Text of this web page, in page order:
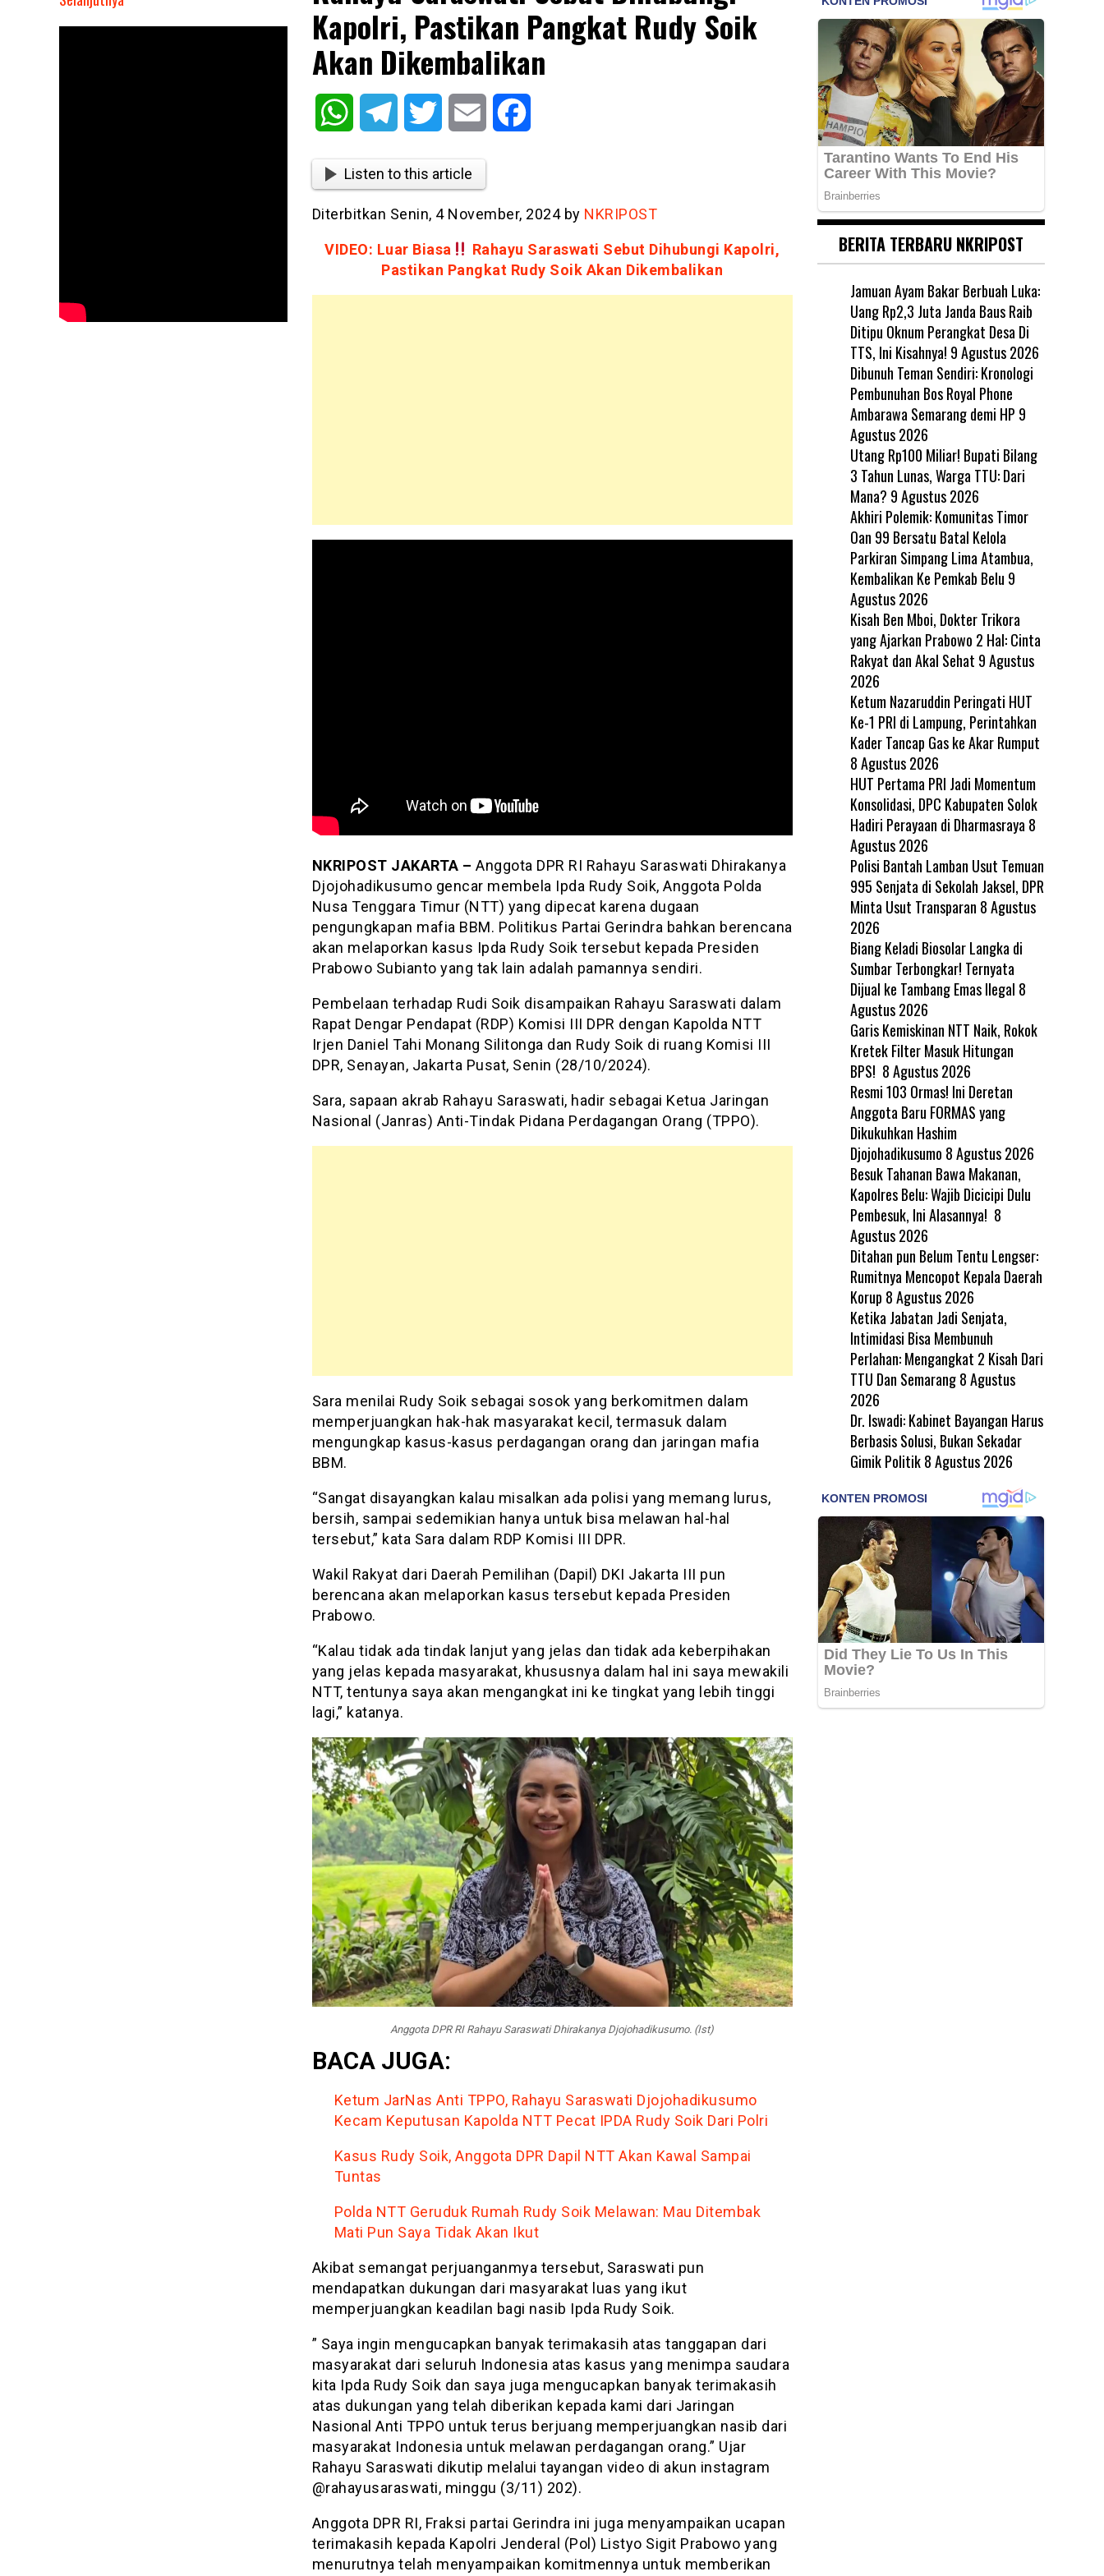
Kapolri, Pastikan Pangkat Rudy Soik
Akan Dikembalikan
WhatsAppTelegram Twitter Email
Listen to this article
Diterbitkan Senin, 4 November, 2024 by NKRIPOST
VIDEO: Luar Biasa
Rahayu Saraswati Sebut Dihubungi Kapolri,
Pastikan Pangkat Rudy Soik Akan Dikembalikan
NKRIPOST JAKARTA – Anggota DPR RI Rahayu Saraswati Dhirakanya
Djojohadikusumo gencar membela Ipda Rudy Soik, Anggota Polda
Nusa Tenggara Timur (NTT) yang dipecat karena dugaan
pengungkapan mafia BBM. Politikus Partai Gerindra bahkan berencana
akan melaporkan kasus Ipda Rudy Soik tersebut kepada Presiden
Prabowo Subianto yang tak lain adalah pamannya sendiri.
Pembelaan terhadap Rudi Soik disampaikan Rahayu Saraswati dalam
Rapat Dengar Pendapat (RDP) Komisi III DPR dengan Kapolda NTT
Irjen Daniel Tahi Monang Silitonga dan Rudy Soik di ruang Komisi III
DPR, Senayan, Jakarta Pusat, Senin (28/10/2024).
Sara, sapaan akrab Rahayu Saraswati, hadir sebagai Ketua Jaringan
Nasional (Janras) Anti-Tindak Pidana Perdagangan Orang (TPPO).
Sara menilai Rudy Soik sebagai sosok yang berkomitmen dalam
memperjuangkan hak-hak masyarakat kecil, termasuk dalam
mengungkap kasus-kasus perdagangan orang dan jaringan mafia
BBM.
“Sangat disayangkan kalau misalkan ada polisi yang memang lurus,
bersih, sampai sedemikian hanya untuk bisa melawan hal-hal
tersebut,” kata Sara dalam RDP Komisi III DPR.
Wakil Rakyat dari Daerah Pemilihan (Dapil) DKI Jakarta III pun
berencana akan melaporkan kasus tersebut kepada Presiden
Prabowo.
“Kalau tidak ada tindak lanjut yang jelas dan tidak ada keberpihakan
yang jelas kepada masyarakat, khususnya dalam hal ini saya mewakili
NTT, tentunya saya akan mengangkat ini ke tingkat yang lebih tinggi
lagi,” katanya.
Anggota DPR RI Rahayu Saraswati Dhirakanya Djojohadikusumo. (Ist)
BACA JUGA:
Ketum JarNas Anti TPPO, Rahayu Saraswati Djojohadikusumo
Kecam Keputusan Kapolda NTT Pecat IPDA Rudy Soik Dari Polri
Kasus Rudy Soik, Anggota DPR Dapil NTT Akan Kawal Sampai
Tuntas
Polda NTT Geruduk Rumah Rudy Soik Melawan: Mau Ditembak
Mati Pun Saya Tidak Akan Ikut
Akibat semangat perjuanganmya tersebut, Saraswati pun
mendapatkan dukungan dari masyarakat luas yang ikut
memperjuangkan keadilan bagi nasib Ipda Rudy Soik.
” Saya ingin mengucapkan banyak terimakasih atas tanggapan dari
masyarakat dari seluruh Indonesia atas kasus yang menimpa saudara
kita Ipda Rudy Soik dan saya juga mengucapkan banyak terimakasih
atas dukungan yang telah diberikan kepada kami dari Jaringan
Nasional Anti TPPO untuk terus berjuang memperjuangkan nasib dari
masyarakat Indonesia untuk melawan perdagangan orang.” Ujar
Rahayu Saraswati dikutip melalui tayangan video di akun instagram
@rahayusaraswati, minggu (3/11) 202).
Anggota DPR RI, Fraksi partai Gerindra ini juga menyampaikan ucapan
terimakasih kepada Kapolri Jenderal (Pol) Listyo Sigit Prabowo yang
menurutnya telah menyampaikan komitmennya untuk memberikan
BERITA TERBARU NKRIPOST
Jamuan Ayam Bakar Berbuah Luka:
Uang Rp2,3 Juta Janda Baus Raib
Ditipu Oknum Perangkat Desa Di
TTS, Ini Kisahnya! 9 Agustus 2026
Dibunuh Teman Sendiri: Kronologi
Pembunuhan Bos Royal Phone
Ambarawa Semarang demi HP 9
Agustus 2026
Utang Rp100 Miliar! Bupati Bilang
3 Tahun Lunas, Warga TTU: Dari
Mana? 9 Agustus 2026
Akhiri Polemik: Komunitas Timor
Oan 99 Bersatu Batal Kelola
Parkiran Simpang Lima Atambua,
Kembalikan Ke Pemkab Belu 9
Agustus 2026
Kisah Ben Mboi, Dokter Trikora
yang Ajarkan Prabowo 2 Hal: Cinta
Rakyat dan Akal Sehat 9 Agustus
2026
Ketum Nazaruddin Peringati HUT
Ke-1 PRI di Lampung, Perintahkan
Kader Tancap Gas ke Akar Rumput
8 Agustus 2026
HUT Pertama PRI Jadi Momentum
Konsolidasi, DPC Kabupaten Solok
Hadiri Perayaan di Dharmasraya 8
Agustus 2026
Polisi Bantah Lamban Usut Temuan
995 Senjata di Sekolah Jaksel, DPR
Minta Usut Transparan 8 Agustus
2026
Biang Keladi Biosolar Langka di
Sumbar Terbongkar! Ternyata
Dijual ke Tambang Emas Ilegal 8
Agustus 2026
Garis Kemiskinan NTT Naik, Rokok
Kretek Filter Masuk Hitungan
BPS! 8 Agustus 2026
Resmi 103 Ormas! Ini Deretan
Anggota Baru FORMAS yang
Dikukuhkan Hashim
Djojohadikusumo 8 Agustus 2026
Besuk Tahanan Bawa Makanan,
Kapolres Belu: Wajib Dicicipi Dulu
Pembesuk, Ini Alasannya! 8
Agustus 2026
Ditahan pun Belum Tentu Lengser:
Rumitnya Mencopot Kepala Daerah
Korup 8 Agustus 2026
Ketika Jabatan Jadi Senjata,
Intimidasi Bisa Membunuh
Perlahan: Mengangkat 2 Kisah Dari
TTU Dan Semarang 8 Agustus
2026
Dr. Iswadi: Kabinet Bayangan Harus
Berbasis Solusi, Bukan Sekadar
Gimik Politik 8 Agustus 2026